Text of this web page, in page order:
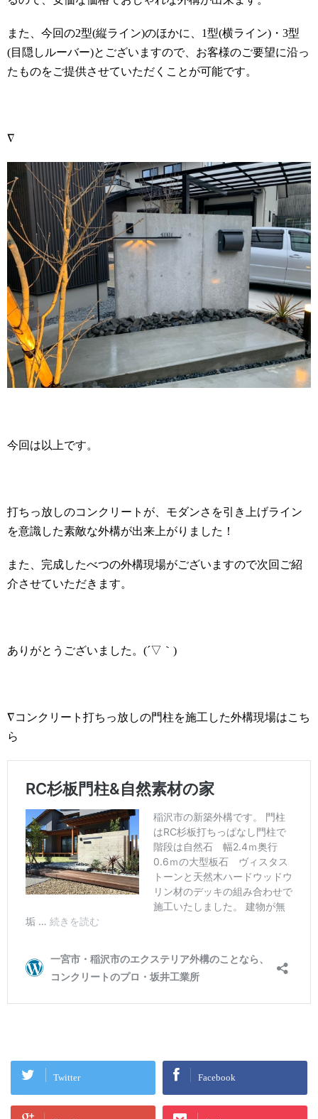
また、今回の2型(縦ライン)のほかに、 1型(横ライン) ・ 3型
(目隠しルーバー)とございますので、お客様のご要望に沿っ
たものをご提供させていただくことが可能です。
∇
今回は以上です。
打ちっ放しのコンクリートが、モダンさを引き上げライン
を意識した素敵な外構が出来上がりました！
また、完成したべつの外構現場がございますので次回ご紹
介させていただきます。
ありがとうございました。 (´▽｀ )
∇コンクリート打ちっ放しの門柱を施工した外構現場はこち
ら
Twitter Facebook